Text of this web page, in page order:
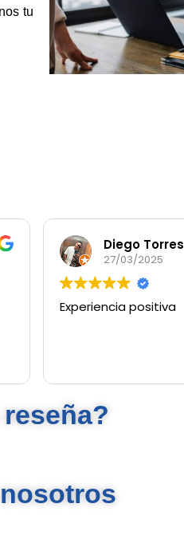
tu
Diego Torres
27/03/2025
Experiencia positiva